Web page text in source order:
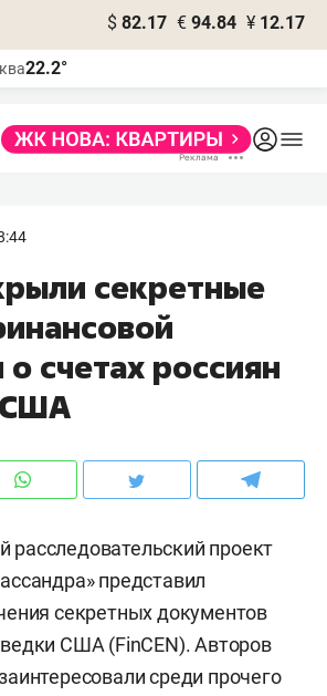
$ 82.17 € 94.84 ¥ 12.17
22.2°
секретные
счетах россиян
США​
проект
представил
секретных документов
США (FinCEN). Авторов
среди прочего